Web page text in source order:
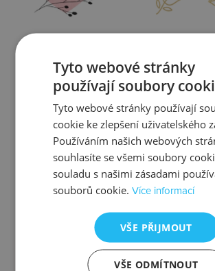
Kontrola
Tyto webové stránky
používají soubory
Tyto webové stránky používají
cookie ke zlepšení uživatelského
Používáním našich webových
souhlasíte se všemi soubory
souladu s našimi zásadami
souborů cookie.Více informací
VŠE PŘIJMOUT
VŠE ODMÍTNOUT